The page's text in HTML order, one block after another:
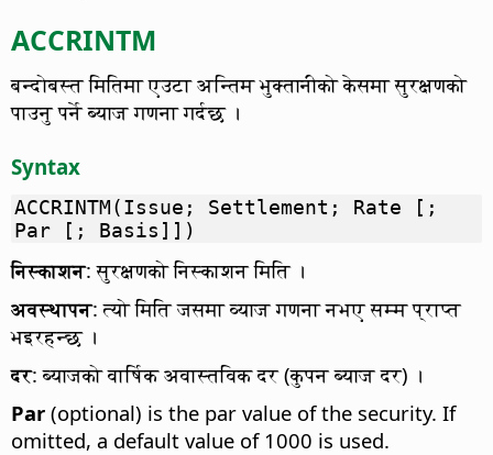
ACCRINTM
बन्दोबस्त मितिमा एउटा अन्तिम भुक्तानीको केसमा सुरक्षणको
पाउनु पर्ने ब्याज गणना गर्दछ ।
Syntax
ACCRINTM(Issue; Settlement; Rate [;
Par [; Basis]])
निस्काशन: सुरक्षणको निस्काशन मिति ।
अवस्थापन: त्यो मिति जसमा व्याज गणना नभए सम्म प्राप्त
भइरहन्छ ।
दर: ब्याजको वार्षिक अवास्तविक दर (कुपन ब्याज दर) ।
Par (optional) is the par value of the security. If
omitted, a default value of 1000 is used.